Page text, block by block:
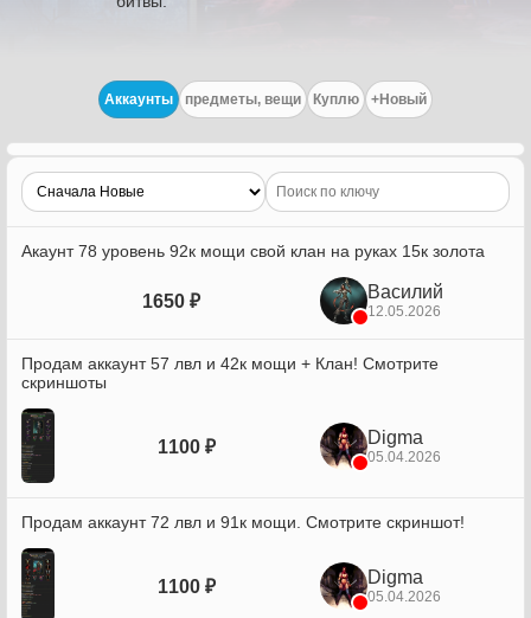
Аккаунты предметы, вещи Куплю +Новый
Акаунт 78 уровень 92к мощи свой клан на руках 15к золота
1650 ₽ Василий
12.05.2026
Продам аккаунт 57 лвл и 42к мощи + Клан! Смотрите
скриншоты
1100 ₽ Digma
05.04.2026
Продам аккаунт 72 лвл и 91к мощи. Смотрите скриншот!
1100 ₽ Digma
05.04.2026